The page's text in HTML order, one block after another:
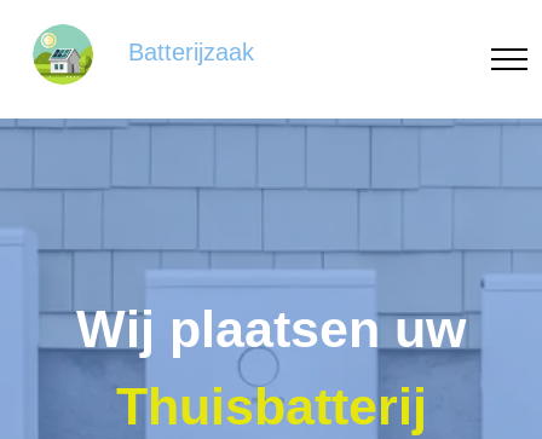
Batterijzaak
Wij plaatsen uw
Thuisbatterij